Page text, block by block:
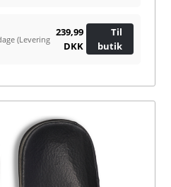
(Levering
239,99
DKK
Til
butik